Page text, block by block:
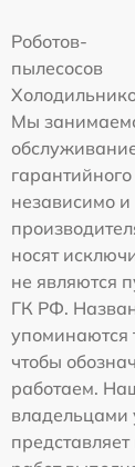
Роботов-
пылесосов
Мы
независимо
носят
не являются
ГК РФ.
чтобы
работаем.
владельцами